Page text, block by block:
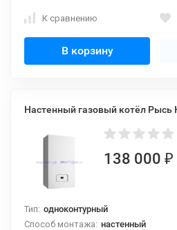
К сравнению
В корзину
Настенный газовый котёл Рысь
138 000 ₽
Тип: одноконтурный
Способ монтажа: настенный